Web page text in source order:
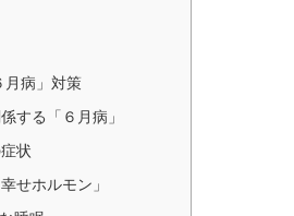
月病」対策
係する「６月病」
状
せホルモン」